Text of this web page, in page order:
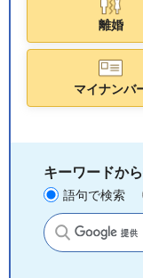
離婚
マイナンバ
キーワードか
語句で検索
サイト内検